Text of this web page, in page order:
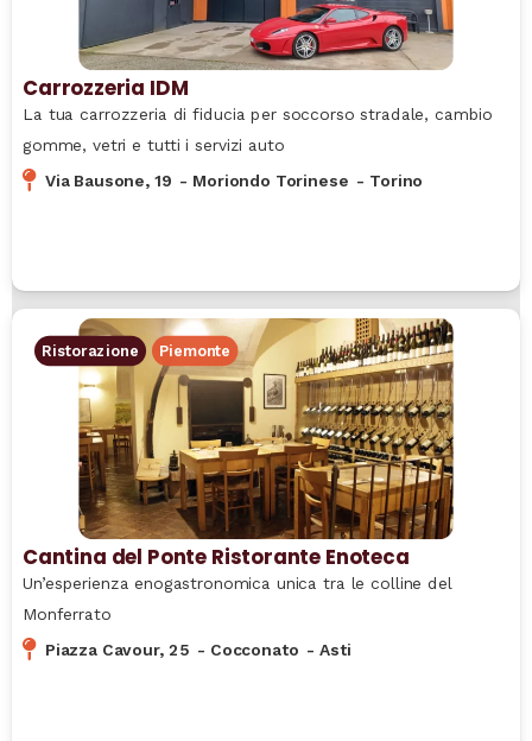
Carrozzeria IDM
La tua carrozzeria di fiducia per soccorso stradale, cambio
gomme, vetri e tutti i servizi auto
Via Bausone, 19 - Moriondo Torinese - Torino
Ristorazione Piemonte
Cantina del Ponte Ristorante Enoteca
Un’esperienza enogastronomica unica tra le colline del
Monferrato
Piazza Cavour, 25 - Cocconato -Asti